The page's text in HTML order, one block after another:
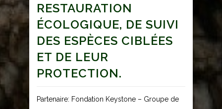
RESTAURATION
ÉCOLOGIQUE, DE SUIVI
DES ESPÈCES CIBLÉES
ET DE LEUR
PROTECTION.
Partenaire: Fondation Keystone – Groupe de